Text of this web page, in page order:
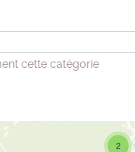
cette catégorie
2